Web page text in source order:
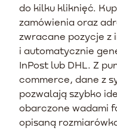
do kilku kliknięć.
zamówienia oraz
zwracane pozycje
i automatycznie
InPost lub DHL. Z
commerce, dane z
pozwalają szybko
obarczone wadami
opisaną